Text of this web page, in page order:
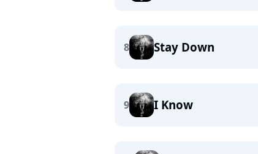
8 Stay Down
9 I Know